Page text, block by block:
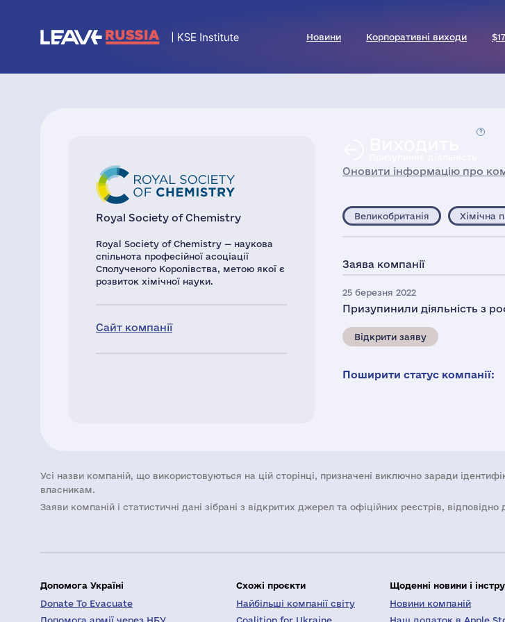
Новини Корпоративні виходи
Royal Society of Chemistry
Royal Society of Chemistry — наукова
спільнота професійної асоціації
Сполученого Королівства, метою якої є
розвиток хімічної науки.
Сайт компанії
Оновити інформацію про
Великобританія Хімічна
Заява компанії
25 березня 2022
Призупинили діяльність з
Відкрити заяву
Поширити статус компанії:
Усі назви компаній, що використовуються на цій сторінці, призначені виключно заради
власникам.
Заяви компаній i статистичні дані зібрані з відкритих джерел та офіційних реєстрів, відповідно
Допомога Україні
Donate To Evacuate
Допомога армії через НБУ
Схожі проєкти
Найбільші компанії світу
Coalition for Ukraine
Щоденні новини і
Новини компаній
Наш додаток в Apple